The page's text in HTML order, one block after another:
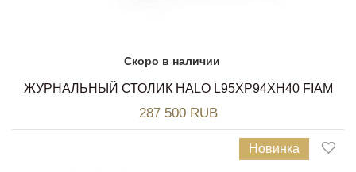
Скоро в наличии
ЖУРНАЛЬНЫЙ СТОЛИК HALO L95XP94XH40 FIAM
287 500 RUB
Новинка